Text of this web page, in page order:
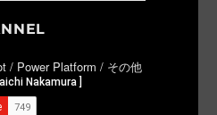
/ Power Platform / その他